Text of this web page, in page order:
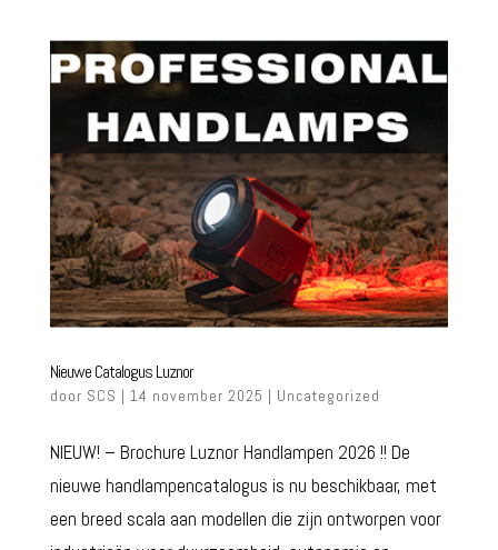
Nieuwe Catalogus Luznor
door SCS | 14 november 2025 | Uncategorized
NIEUW! – Brochure Luznor Handlampen 2026 !! De
nieuwe handlampencatalogus is nu beschikbaar, met
een breed scala aan modellen die zijn ontworpen voor